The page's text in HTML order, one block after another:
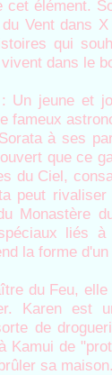
cet élément.
Vent dans
qui
dans le
: Un jeune et
fameux
à ses
que ce
du Ciel,
peut
Monastère
liés
la forme
du Feu,
Karen est
de
Kamui de
sa